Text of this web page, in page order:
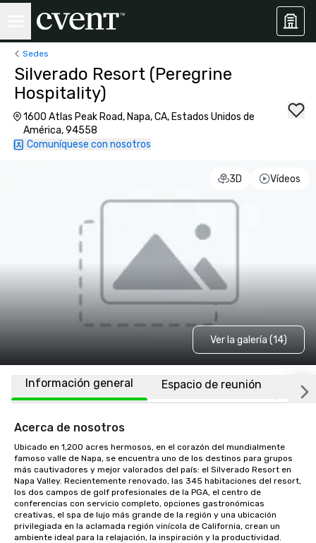
Sedes
Silverado Resort (Peregrine
Hospitality)
1600 Atlas Peak Road, Napa, CA, Estados Unidos de
América, 94558
Comuníquese con nosotros
3D Vídeos
Ver la galería (14)
Información general Espacio de reunión
Acerca de nosotros
Ubicado en 1,200 acres hermosos, en el corazón del mundialmente
famoso valle de Napa, se encuentra uno de los destinos para grupos
más cautivadores y mejor valorados del país: el Silverado Resort en
Napa Valley. Recientemente renovado, las 345 habitaciones del resort,
los dos campos de golf profesionales de la PGA, el centro de
conferencias con servicio completo, opciones gastronómicas
creativas, el spa de lujo más grande de la región y una ubicación
privilegiada en la aclamada región vinícola de California, crean un
ambiente ideal para la relajación, la inspiración y la productividad.